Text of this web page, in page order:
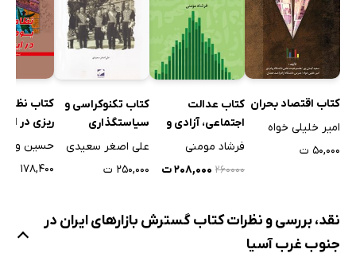
کتاب اقتصاد بحران
امیر خلیلی خواه
۵۰,۰۰۰ ت
کتاب عدالت
اجتماعی، آزادی و
توسعه در ایران
فرشاد مومنی
۲۶۰۰۰۰ ۲۰۸,۰۰۰ ت
کتاب تکنوکراسی و
سیاستگذاری
اقتصادی در ایران
علی اصغر سعیدی
۲۵۰,۰۰۰ ت
کتاب نظام
ریزی در
۱۷۸,۴۰۰ ت
نقد، بررسی و نظرات کتاب گسترش بازارهای ایران در
جنوب غرب آسیا